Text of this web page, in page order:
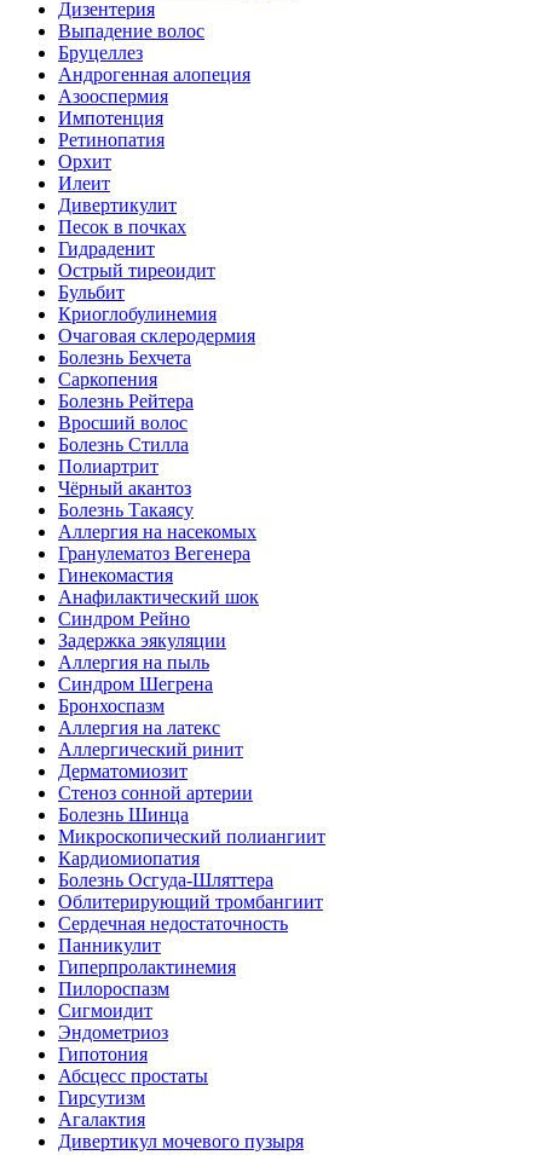
Дизентерия
Выпадение волос
Бруцеллез
Андрогенная алопеция
Азооспермия
Импотенция
Ретинопатия
Орхит
Илеит
Дивертикулит
Песок в почках
Гидраденит
Острый тиреоидит
Бульбит
Криоглобулинемия
Очаговая склеродермия
Болезнь Бехчета
Саркопения
Болезнь Рейтера
Вросший волос
Болезнь Стилла
Полиартрит
Чёрный акантоз
Болезнь Такаясу
Аллергия на насекомых
Гранулематоз Вегенера
Гинекомастия
Анафилактический шок
Синдром Рейно
Задержка эякуляции
Аллергия на пыль
Синдром Шегрена
Бронхоспазм
Аллергия на латекс
Аллергический ринит
Дерматомиозит
Стеноз сонной артерии
Болезнь Шинца
Микроскопический полиангиит
Кардиомиопатия
Болезнь Осгуда-Шляттера
Облитерирующий тромбангиит
Сердечная недостаточность
Панникулит
Гиперпролактинемия
Пилороспазм
Сигмоидит
Эндометриоз
Гипотония
Абсцесс простаты
Гирсутизм
Агалактия
Дивертикул мочевого пузыря